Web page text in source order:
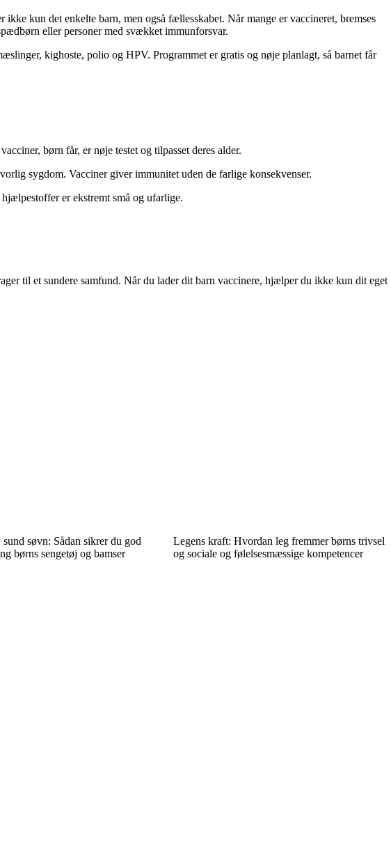
kun det enkelte barn, men også fællesskabet. Når mange er vaccineret, bremses
eller personer med svækket immunforsvar.
kighoste, polio og HPV. Programmet er gratis og nøje planlagt, så barnet får
børn får, er nøje testet og tilpasset deres alder.
sygdom. Vacciner giver immunitet uden de farlige konsekvenser.
er ekstremt små og ufarlige.
til et sundere samfund. Når du lader dit barn vaccinere, hjælper du ikke kun dit eget
sund søvn: Sådan sikrer du god
børns sengetøj og bamser
Legens kraft: Hvordan leg fremmer børns trivsel
og sociale og følelsesmæssige kompetencer